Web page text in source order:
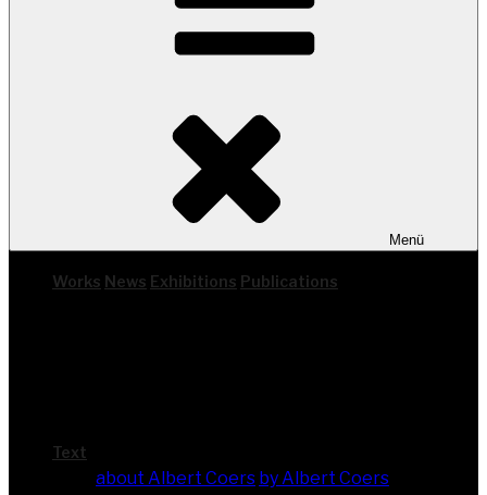
Menü
Works News Exhi­bi­ti­ons Publi­ca­ti­ons
Text
about Albert Coers by Albert Coers